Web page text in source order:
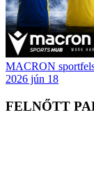
MACRON
2026 jún 18
FELNŐTT